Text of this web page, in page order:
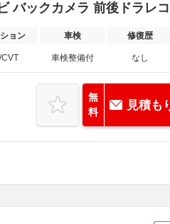
バックカメラ 前後ドラレコ
ョン 車検 修復歴
CVT 車検整備付 なし
無
料
見積も